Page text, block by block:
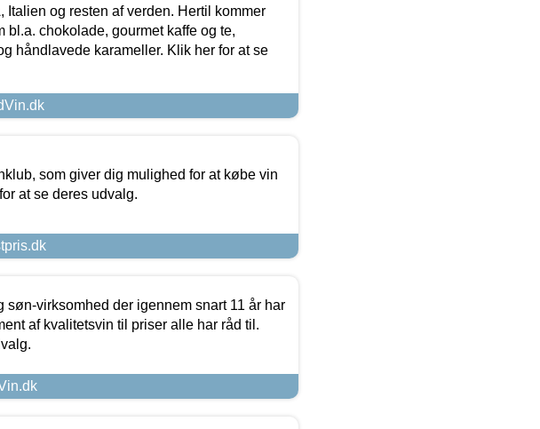
Italien og resten af verden. Hertil kommer
bl.a. chokolade, gourmet kaffe og te,
håndlavede karameller. Klik her for at se
som giver dig mulighed for at købe vin
at se deres udvalg.
søn-virksomhed der igennem snart 11 år har
af kvalitetsvin til priser alle har råd til.